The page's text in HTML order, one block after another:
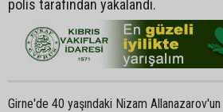
polis tarafından yakalandı.
Girne'de 40 yaşındaki Nizam Allanazarov'un